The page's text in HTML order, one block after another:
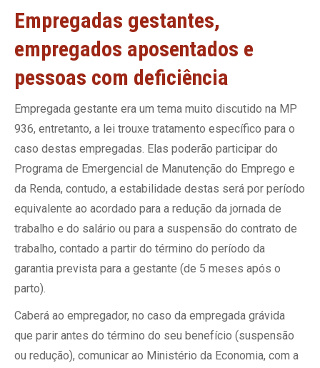
Empregadas gestantes,
empregados aposentados e
pessoas com deficiência
Empregada gestante era um tema muito discutido na MP
936, entretanto, a lei trouxe tratamento específico para o
caso destas empregadas. Elas poderão participar do
Programa de Emergencial de Manutenção do Emprego e
da Renda, contudo, a estabilidade destas será por período
equivalente ao acordado para a redução da jornada de
trabalho e do salário ou para a suspensão do contrato de
trabalho, contado a partir do término do período da
garantia prevista para a gestante (de 5 meses após o
parto).
Caberá ao empregador, no caso da empregada grávida
que parir antes do término do seu benefício (suspensão
ou redução), comunicar ao Ministério da Economia, com a